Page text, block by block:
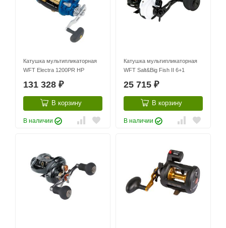
Катушка мультипликаторная
WFT Electra 1200PR HP
131 328 ₽
В корзину
В наличии
Катушка мультипликаторная
WFT Salt&Big Fish II 6+1
25 715 ₽
В корзину
В наличии